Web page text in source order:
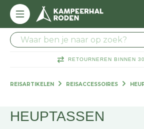
RETOURNEREN BINNEN
REISARTIKELEN REISACCESSOIRES
HEUPTASSEN